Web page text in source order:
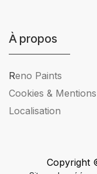
À propos
Reno Paints
Cookies & Mentions
Localisation
Copyright